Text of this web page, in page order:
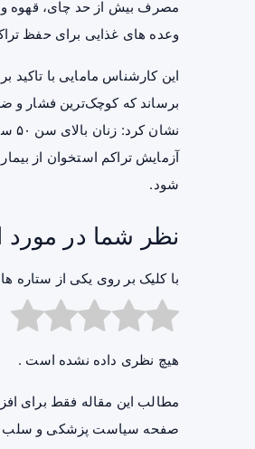
مصرف بیش از حد چای، قهوه
وعده های غذایی برای حفظ
این کارشناس مامایی با تاکید
برساند که کوچک‌ترین فشار و
آزمایش تراکم استخوان از
شود.
نظر شما در
با کلیک بر روی یکی از ستاره ها از ۱ تا ۵ امتیاز
هیچ نظری داده نشده است .
مطالب این مقاله فقط برای
صفحه سیاست پزشکی و سلب